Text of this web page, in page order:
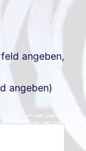
angeben,
angeben)